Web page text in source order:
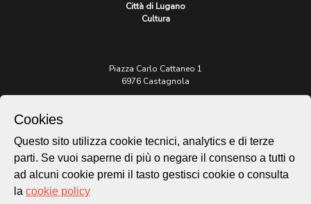
Città di Lugano
Cultura
Piazza Carlo Cattaneo 1
6976 Castagnola
Per informazioni:
patrimonio@lugano.ch
t. +41 58 866 68 50
Cookies
Questo sito utilizza cookie tecnici, analytics e di terze
parti. Se vuoi saperne di più o negare il consenso a tutti o
ad alcuni cookie premi il tasto gestisci cookie o consulta
la cookie policy